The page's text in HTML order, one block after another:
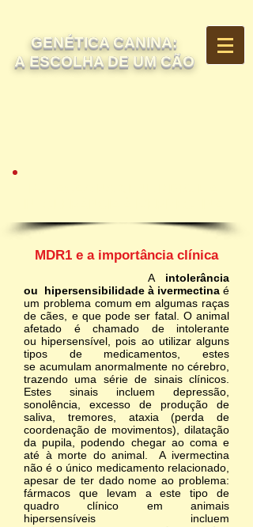
GENÉTICA CANINA:
A ESCOLHA DE UM CÃO
MDR1 e a importância clínica
Aintolerância
ou hipersensibilidade à ivermectina é
um problema comum em algumas raças
de cães, e que pode ser fatal. O animal
afetado é chamado de intolerante
ou hipersensível, pois ao utilizar alguns
tipos de medicamentos, estes
se acumulam anormalmente no cérebro,
trazendo uma série de sinais clínicos.
Estes sinais incluem depressão,
sonolência, excesso de produção de
saliva, tremores, ataxia (perda de
coordenação de movimentos), dilatação
da pupila, podendo chegar ao coma e
até à morte do animal. A ivermectina
não é o único medicamento relacionado,
apesar de ter dado nome ao problema:
fármacos que levam a este tipo de
quadro clínico em animais
hipersensíveis incluem